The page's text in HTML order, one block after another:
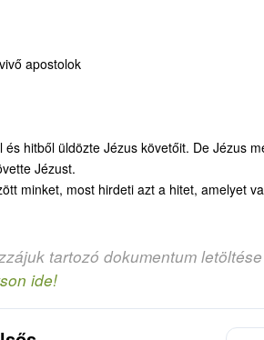
apostolok
és hitből üldözte Jézus követőit. De Jézus
Jézust.
minket, most hirdeti azt a hitet, amelyet
tartozó dokumentum
ide!